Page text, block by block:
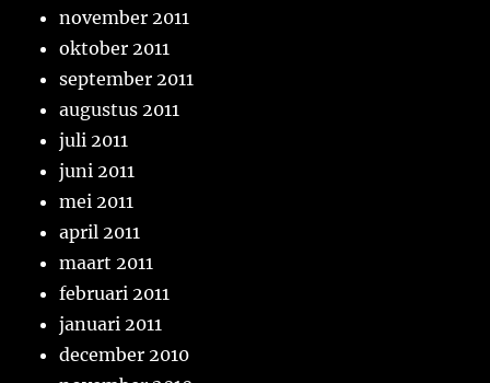
november 2011
oktober 2011
september 2011
augustus 2011
juli 2011
juni 2011
mei 2011
april 2011
maart 2011
februari 2011
januari 2011
december 2010